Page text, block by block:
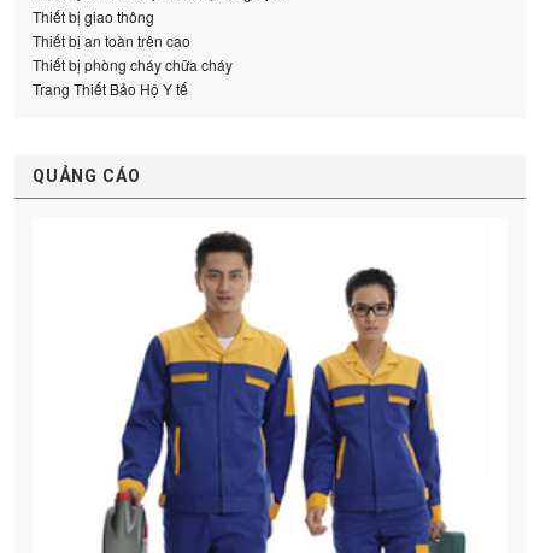
Thiết bị giao thông
Thiết bị an toàn trên cao
Thiết bị phòng cháy chữa cháy
Trang Thiết Bảo Hộ Y tế
QUẢNG CÁO